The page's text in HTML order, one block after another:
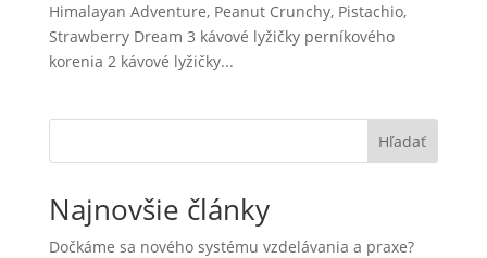
Himalayan Adventure, Peanut Crunchy, Pistachio,
Strawberry Dream 3 kávové lyžičky perníkového
korenia 2 kávové lyžičky...
Hľadať
Najnovšie články
Dočkáme sa nového systému vzdelávania a praxe?